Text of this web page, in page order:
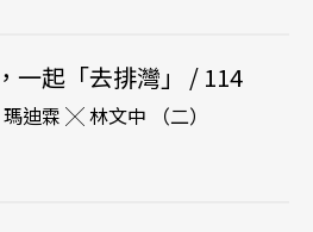
一起「去排灣」 / 114
迪霖 ╳ 林文中 （二）